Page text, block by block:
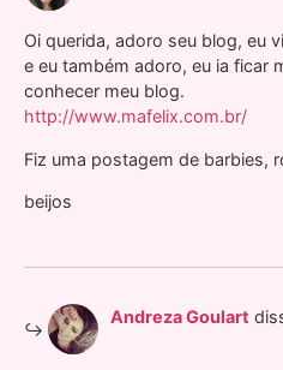
Oi querida, adoro seu blog, eu
e eu também adoro, eu ia ficar
conhecer meu blog.
http://www.mafelix.com.br/
Fiz uma postagem de barbies,
beijos
Andreza Goulart